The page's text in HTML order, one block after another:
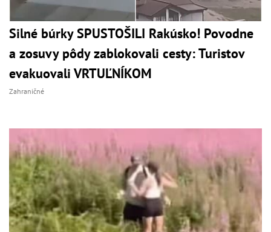
Silné búrky SPUSTOŠILI Rakúsko! Povodne
a zosuvy pôdy zablokovali cesty: Turistov
evakuovali VRTUĽNÍKOM
Zahraničné